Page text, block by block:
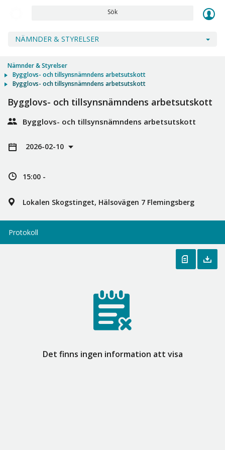
Sök
NÄMNDER & STYRELSER
Nämnder & Styrelser
Bygglovs- och tillsynsnämndens arbetsutskott
Bygglovs- och tillsynsnämndens arbetsutskott
Bygglovs- och tillsynsnämndens arbetsutskott
Bygglovs- och tillsynsnämndens arbetsutskott
2026-02-10
15:00 -
Lokalen Skogstinget, Hälsovägen 7 Flemingsberg
Protokoll
Det finns ingen information att visa